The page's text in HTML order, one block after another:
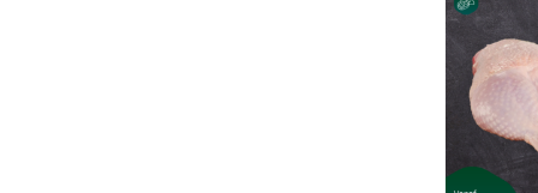
product
heeft
meerdere
variaties.
Deze
kan